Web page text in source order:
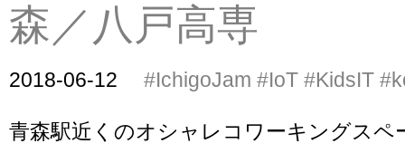
森／八戸高専
2018-06-12 #IchigoJam #IoT #KidsIT
青森駅近くのオシャレコワーキングスペ